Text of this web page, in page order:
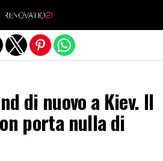
di nuovo a Kiev. Il
porta nulla di
mobile version